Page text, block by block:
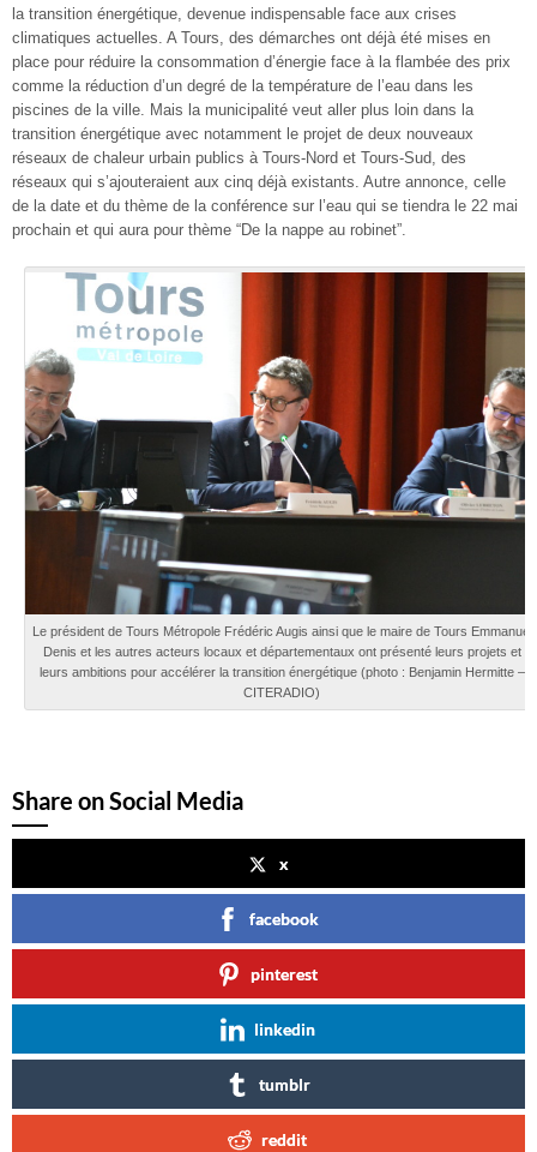
la transition énergétique, devenue indispensable face aux crises
climatiques actuelles. A Tours, des démarches ont déjà été mises en
place pour réduire la consommation d’énergie face à la flambée des prix
comme la réduction d’un degré de la température de l’eau dans les
piscines de la ville. Mais la municipalité veut aller plus loin dans la
transition énergétique avec notamment le projet de deux nouveaux
réseaux de chaleur urbain publics à Tours-Nord et Tours-Sud, des
réseaux qui s’ajouteraient aux cinq déjà existants. Autre annonce, celle
de la date et du thème de la conférence sur l’eau qui se tiendra le 22 mai
prochain et qui aura pour thème “De la nappe au robinet”.
Le président de Tours Métropole Frédéric Augis ainsi que le maire de Tours Emmanuel
Denis et les autres acteurs locaux et départementaux ont présenté leurs projets et
leurs ambitions pour accélérer la transition énergétique (photo : Benjamin Hermitte –
CITERADIO)
Share on Social Media
x
facebook
pinterest
linkedin
tumblr
reddit